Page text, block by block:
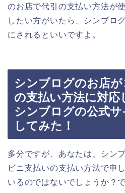
のお店で代引の支払い方法が
したい方がいたら、シンブロ
にされるといいですよ。
シンブログのお店
の支払い方法に対
シンブログの公式
してみた！
多分ですが、あなたは、シン
ビニ支払いの支払い方法で申
いるのではないでしょうか？